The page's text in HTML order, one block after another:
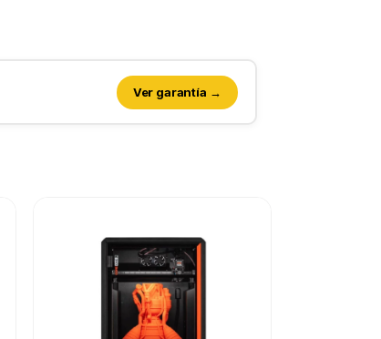
Ver garantía →